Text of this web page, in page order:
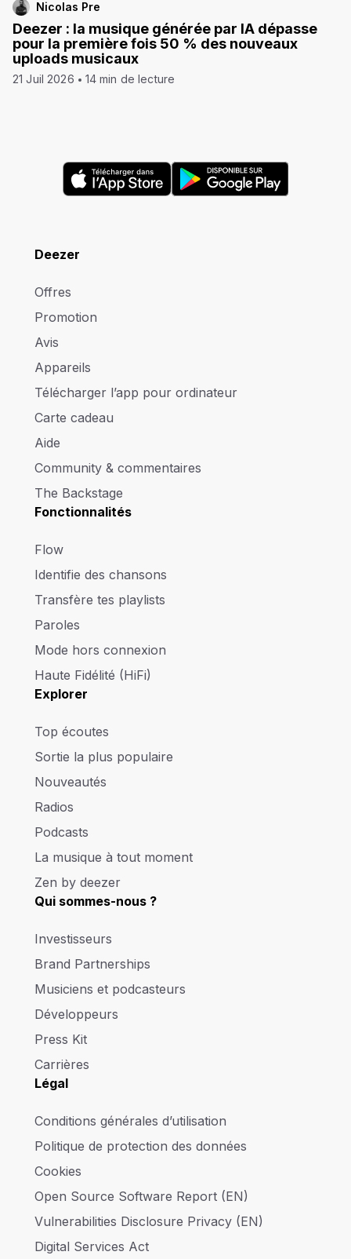
Nicolas Pre
Deezer : la musique générée par IA dépasse
pour la première fois 50 % des nouveaux
uploads musicaux
21 Juil 2026 14 min de lecture
Deezer
Offres
Promotion
Avis
Appareils
Télécharger l’app pour ordinateur
Carte cadeau
Aide
Community & commentaires
The Backstage
Fonctionnalités
Flow
Identifie des chansons
Transfère tes playlists
Paroles
Mode hors connexion
Haute Fidélité (HiFi)
Explorer
Top écoutes
Sortie la plus populaire
Nouveautés
Radios
Podcasts
La musique à tout moment
Zen by deezer
Qui sommes-nous ?
Investisseurs
Brand Partnerships
Musiciens et podcasteurs
Développeurs
Press Kit
Carrières
Légal
Conditions générales d’utilisation
Politique de protection des données
Cookies
Open Source Software Report (EN)
Vulnerabilities Disclosure Privacy (EN)
Digital Services Act